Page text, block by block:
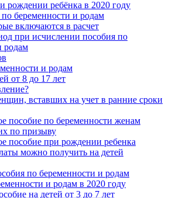
рождении ребёнка в 2020 году
по беременности и родам
включаются в расчет
при исчислении пособия по
родам
и родам
от 8 до 17 лет
вставших на учет в ранние сроки
пособие по беременности женам
по призыву
пособие при рождении ребенка
можно получить на детей
по беременности и родам
и родам в 2020 году
на детей от 3 до 7 лет